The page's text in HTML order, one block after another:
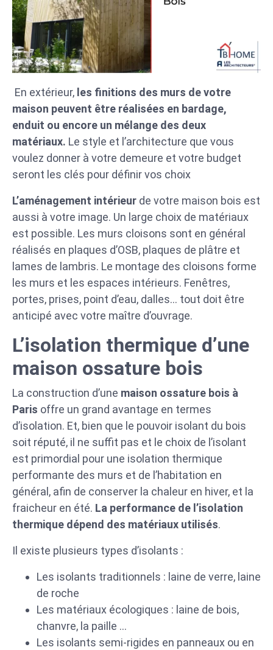
En extérieur, les finitions des murs de votre
maison peuvent être réalisées en bardage,
enduit ou encore un mélange des deux
matériaux. Le style et l’architecture que vous
voulez donner à votre demeure et votre budget
seront les clés pour définir vos choix
L’aménagement intérieur de votre maison bois est
aussi à votre image. Un large choix de matériaux
est possible. Les murs cloisons sont en général
réalisés en plaques d’OSB, plaques de plâtre et
lames de lambris. Le montage des cloisons forme
les murs et les espaces intérieurs. Fenêtres,
portes, prises, point d’eau, dalles… tout doit être
anticipé avec votre maître d’ouvrage.
L’isolation thermique d’une
maison ossature bois
La construction d’une maison ossature bois à
Paris offre un grand avantage en termes
d’isolation. Et, bien que le pouvoir isolant du bois
soit réputé, il ne suffit pas et le choix de l’isolant
est primordial pour une isolation thermique
performante des murs et de l’habitation en
général, afin de conserver la chaleur en hiver, et la
fraicheur en été. La performance de l’isolation
thermique dépend des matériaux utilisés.
Il existe plusieurs types d’isolants :
Les isolants traditionnels : laine de verre, laine
de roche
Les matériaux écologiques : laine de bois,
chanvre, la paille …
Les isolants semi-rigides en panneaux ou en